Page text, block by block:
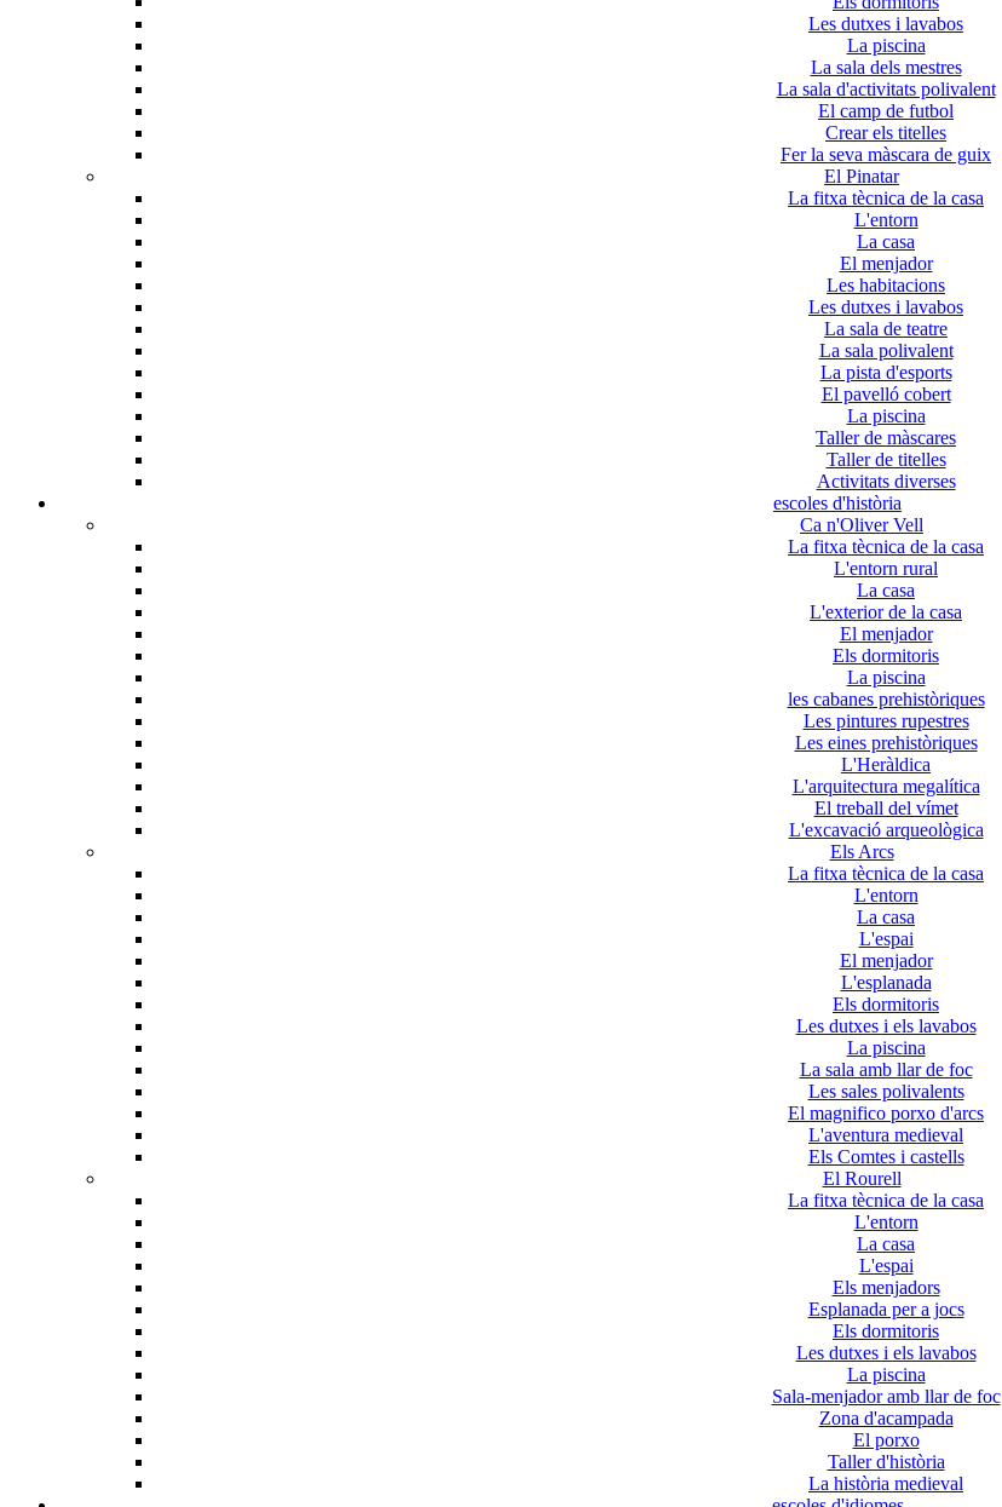
Les dutxes i lavabos
La piscina
La sala dels mestres
La sala d'activitats polivalent
El camp de futbol
Crear els titelles
Fer la seva màscara de guix
El Pinatar
La fitxa tècnica de la casa
L'entorn
La casa
El menjador
Les habitacions
Les dutxes i lavabos
La sala de teatre
La sala polivalent
La pista d'esports
El pavelló cobert
La piscina
Taller de màscares
Taller de titelles
Activitats diverses
escoles d'història
Ca n'Oliver Vell
La fitxa tècnica de la casa
L'entorn rural
La casa
L'exterior de la casa
El menjador
Els dormitoris
La piscina
les cabanes prehistòriques
Les pintures rupestres
Les eines prehistòriques
L'Heràldica
L'arquitectura megalítica
El treball del vímet
L'excavació arqueològica
Els Arcs
La fitxa tècnica de la casa
L'entorn
La casa
L'espai
El menjador
L'esplanada
Els dormitoris
Les dutxes i els lavabos
La piscina
La sala amb llar de foc
Les sales polivalents
El magnifico porxo d'arcs
L'aventura medieval
Els Comtes i castells
El Rourell
La fitxa tècnica de la casa
L'entorn
La casa
L'espai
Els menjadors
Esplanada per a jocs
Els dormitoris
Les dutxes i els lavabos
La piscina
Sala-menjador amb llar de foc
Zona d'acampada
El porxo
Taller d'història
La història medieval